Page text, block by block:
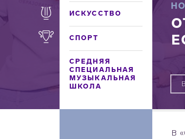
ИСКУССТВО
СПОРТ
СРЕДНЯЯ
СПЕЦИАЛЬНАЯ
МУЗЫКАЛЬНАЯ
ШКОЛА
В